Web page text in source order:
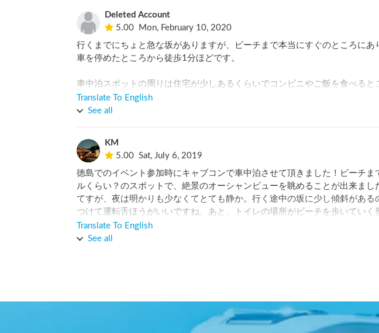
Deleted Account
5.00
Mon, February 10, 2020
行くまでにちょと急な坂がありますが、ビーチまで本当にすぐのところにあ
車を停めたところから徒歩1分ほどです。
車中泊スポットの周りは住宅が少しあるくらいでコンビニやご飯を食べると
Translate To English
See all
KM
5.00 Sat, July 6, 2019
徳島でのイベント参加時にキャブコンで車中泊させて頂きました！ビーチま
ルくらい？のスポットで、絶景のオーシャンビューを眺めることが出来まし
てすが、夜は明かりも少なくてとても静か。行く途中の坂に少し傾斜がある
つけて運転舌ほうがいいですね。あと、トイレの場所がビーチを歩いていく
と分かりにくいので、事前に写真を確認しておくと◎です。次回は海水浴し
て頂きます！ありがとうございました！🌊
Translate To English
See all